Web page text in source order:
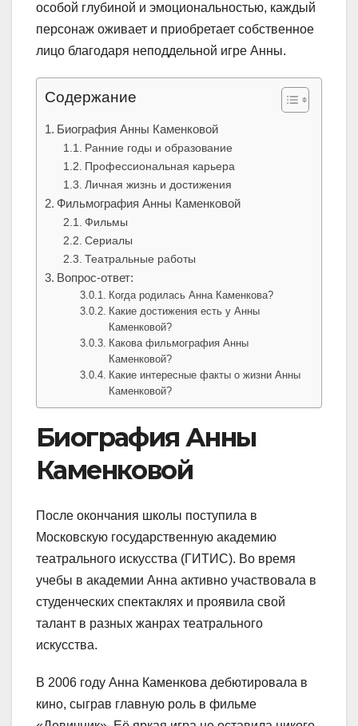
особой глубиной и эмоциональностью, каждый
персонаж оживает и приобретает собственное
лицо благодаря неподдельной игре Анны.
Содержание
Биография Анны Каменковой
Ранние годы и образование
Профессиональная карьера
Личная жизнь и достижения
Фильмография Анны Каменковой
Фильмы
Сериалы
Театральные работы
Вопрос-ответ:
Когда родилась Анна Каменкова?
Какие достижения есть у Анны
Каменковой?
Какова фильмография Анны
Каменковой?
Какие интересные факты о жизни Анны
Каменковой?
Биография Анны
Каменковой
После окончания школы поступила в
Московскую государственную академию
театрального искусства (ГИТИС). Во время
учебы в академии Анна активно участвовала в
студенческих спектаклях и проявила свой
талант в разных жанрах театрального
искусства.
В 2006 году Анна Каменкова дебютировала в
кино, сыграв главную роль в фильме